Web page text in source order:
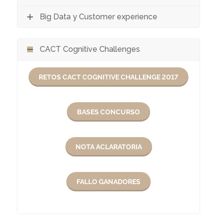
Big Data y Customer experience
CACT Cognitive Challenges
RETOS CACT COGNITIVE CHALLENGE 2017
BASES CONCURSO
NOTA ACLARATORIA
FALLO GANADORES